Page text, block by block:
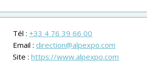
Tél :+33 4 76 39 66 00
Email :direction@alpexpo.com
Site :https://www.alpexpo.com